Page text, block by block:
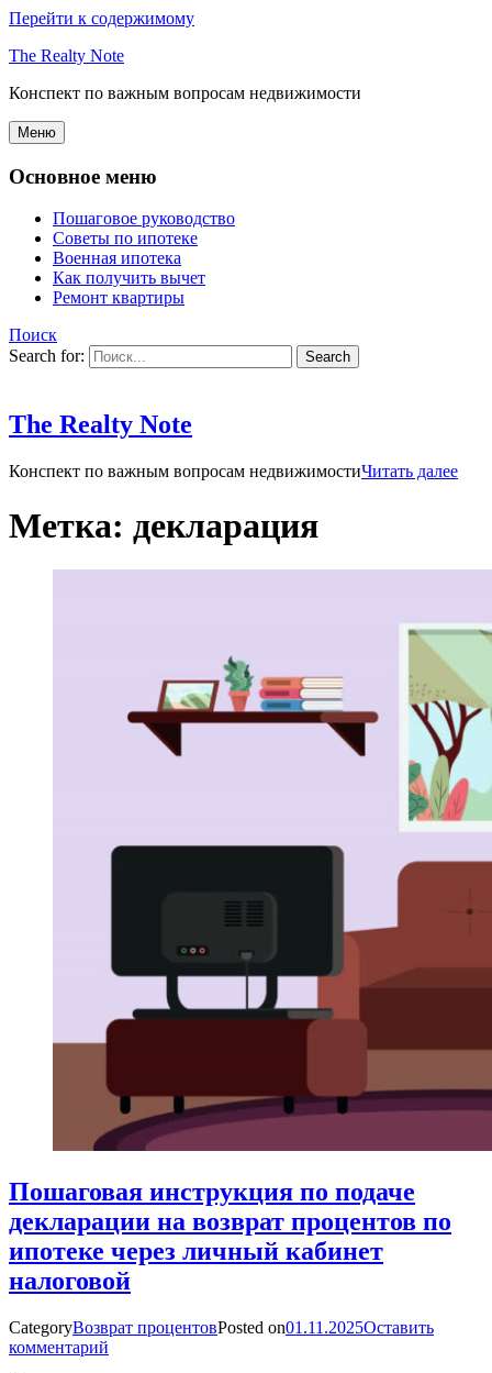
Перейти к содержимому
The Realty Note
Конспект по важным вопросам недвижимости
Меню
Основное меню
Пошаговое руководство
Советы по ипотеке
Военная ипотека
Как получить вычет
Ремонт квартиры
Поиск
Search for:
The Realty Note
Конспект по важным вопросам недвижимостиЧитать далее
Метка: декларация
Пошаговая инструкция по подаче
декларации на возврат процентов по
ипотеке через личный кабинет
налоговой
CategoryВозврат процентовPosted on01.11.2025Оставить
комментарий